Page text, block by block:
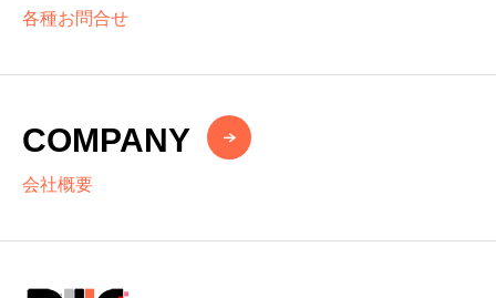
各種お問合せ
COMPANY
会社概要